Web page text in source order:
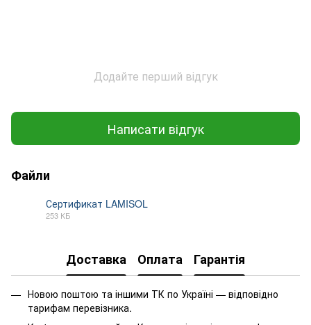
Додайте перший відгук
Написати відгук
Файли
Сертификат LAMISOL
253 КБ
Доставка Оплата Гарантія
Новою поштою та іншими ТК по Україні — відповідно
тарифам перевізника.